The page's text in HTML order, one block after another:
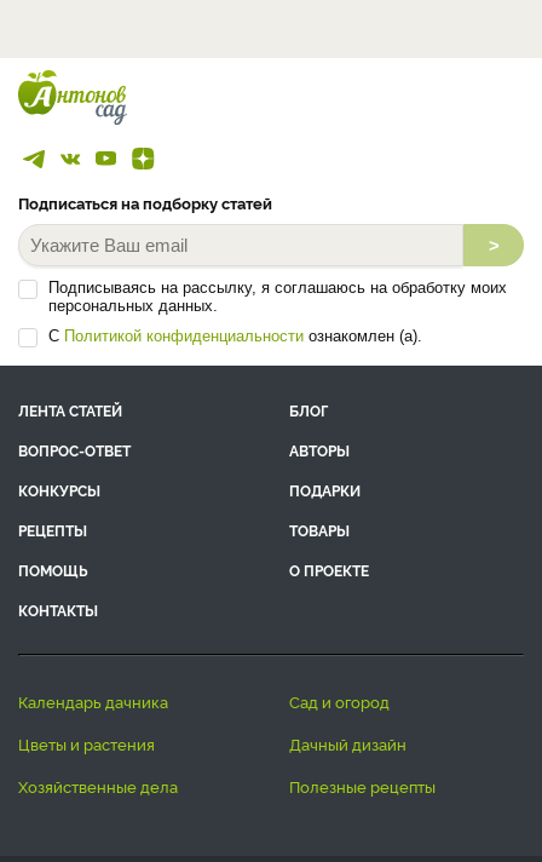
Подписаться на подборку статей
>
Подписываясь на рассылку, я соглашаюсь на обработку моих
персональных данных.
С Политикой конфиденциальности ознакомлен (а).
ЛЕНТА СТАТЕЙ
БЛОГ
ВОПРОС-ОТВЕТ
АВТОРЫ
КОНКУРСЫ
ПОДАРКИ
РЕЦЕПТЫ
ТОВАРЫ
ПОМОЩЬ
О ПРОЕКТЕ
КОНТАКТЫ
календарь дачника
сад и огород
цветы и растения
дачный дизайн
хозяйственные дела
полезные рецепты